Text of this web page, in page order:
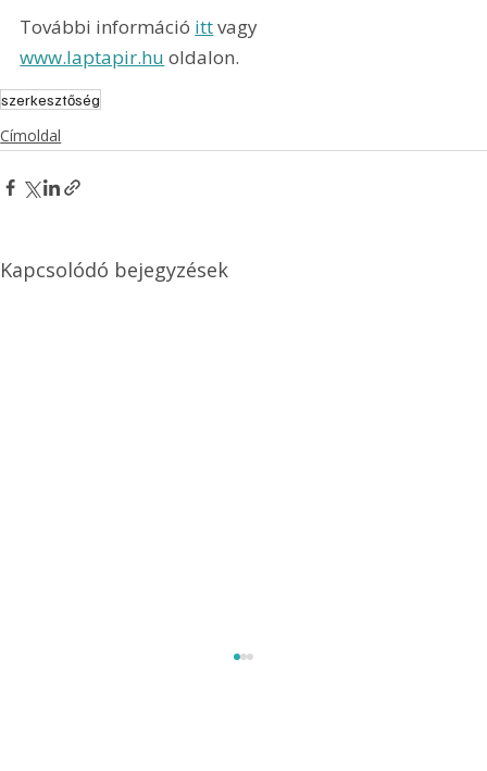
További információ itt vagy
www.laptapir.hu oldalon.
szerkesztőség
Címoldal
Kapcsolódó bejegyzések